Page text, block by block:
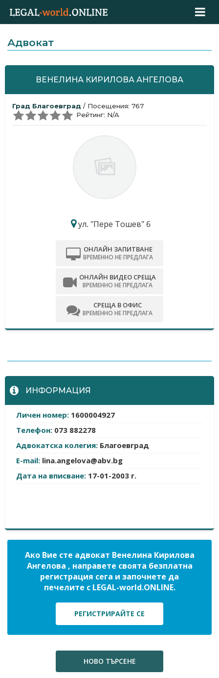
Адвокат
ВЕНЕЛИНА КИРИЛОВА АНГЕЛОВА
Град Благоевград / Посещения: 767
Рейтинг: N/A
ул. "Пере Тошев" 6
ОНЛАЙН ЗАПИТВАНЕ
ВРЕМЕННО НЕ ПРЕДЛАГА
ОНЛАЙН ВИДЕО СРЕЩА
ВРЕМЕННО НЕ ПРЕДЛАГА
СРЕЩА В ОФИС
ВРЕМЕННО НЕ ПРЕДЛАГА
ИНФОРМАЦИЯ
Личен номер: 1600004927
Телефон: 073 882278
Адвокатска колегия: Благоевград
E-mail: lina.angelova@abv.bg
Дата на вписване: 17-01-2003 г.
Ако Вие сте адвокат Венелина Кирилова
Ангелова , направете своята безплатна
регистрация сега и започнете да
печелите с LEGAL-world.ONLINE.
РЕГИСТРИРАЙТЕ СЕ
НОВО ТЪРСЕНЕ